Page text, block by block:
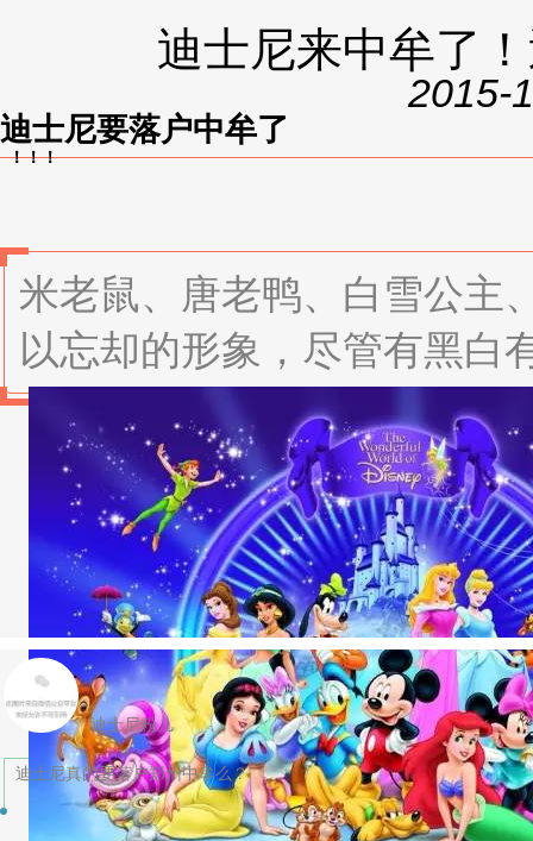
迪士尼来中牟了
2015-
迪士尼要落户中牟了
！！！
米老鼠、唐老鸭、白雪公
以忘却的形象，尽管有黑白
迪士尼粉儿
迪士尼真的要落户郑州中牟么？